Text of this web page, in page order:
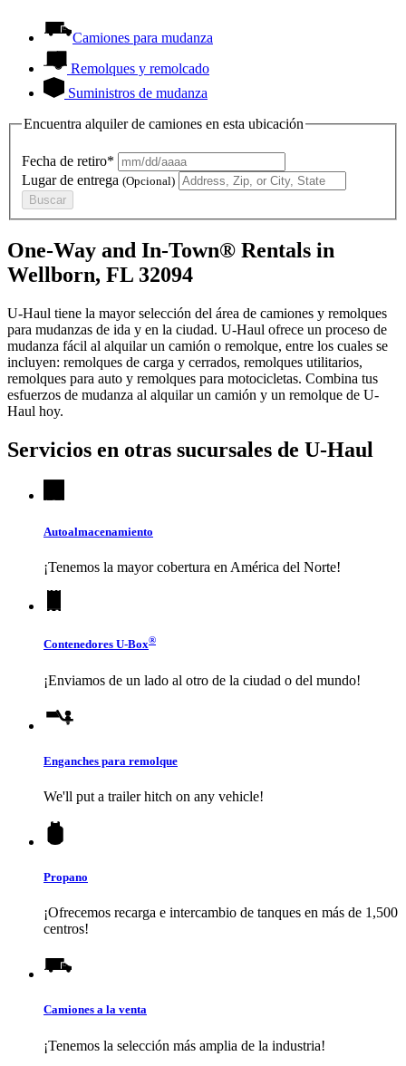
Camiones para mudanza
Remolques y remolcado
Suministros de mudanza
Encuentra alquiler de camiones en esta ubicación
Fecha de retiro*
Lugar de entrega (Opcional)
Buscar
One-Way and In-Town® Rentals in
Wellborn, FL 32094
U-Haul tiene la mayor selección del área de camiones y remolques
para mudanzas de ida y en la ciudad. U-Haul ofrece un proceso de
mudanza fácil al alquilar un camión o remolque, entre los cuales se
incluyen: remolques de carga y cerrados, remolques utilitarios,
remolques para auto y remolques para motocicletas. Combina tus
esfuerzos de mudanza al alquilar un camión y un remolque de U-
Haul hoy.
Servicios en otras sucursales de U-Haul
Autoalmacenamiento
¡Tenemos la mayor cobertura en América del Norte!
Contenedores U-Box®
¡Enviamos de un lado al otro de la ciudad o del mundo!
Enganches para remolque
We'll put a trailer hitch on any vehicle!
Propano
¡Ofrecemos recarga e intercambio de tanques en más de 1,500
centros!
Camiones a la venta
¡Tenemos la selección más amplia de la industria!